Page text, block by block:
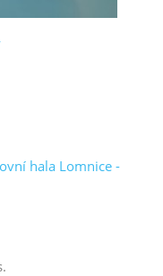
hala Lomnice -